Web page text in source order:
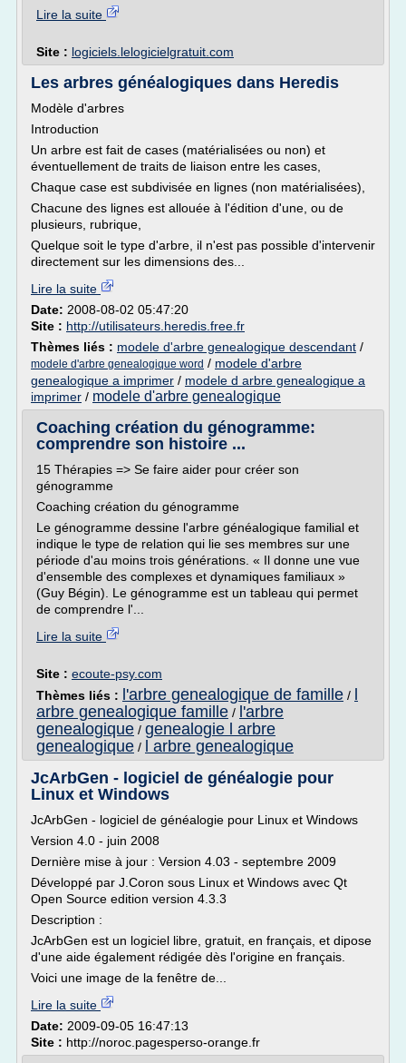
Lire la suite
Site : logiciels.lelogicielgratuit.com
Les arbres généalogiques dans Heredis
Modèle d'arbres
Introduction
Un arbre est fait de cases (matérialisées ou non) et
éventuellement de traits de liaison entre les cases,
Chaque case est subdivisée en lignes (non matérialisées),
Chacune des lignes est allouée à l'édition d'une, ou de
plusieurs, rubrique,
Quelque soit le type d'arbre, il n'est pas possible d'intervenir
directement sur les dimensions des...
Lire la suite
Date: 2008-08-02 05:47:20
Site : http://utilisateurs.heredis.free.fr
Thèmes liés : modele d'arbre genealogique descendant /
modele d'arbre genealogique word / modele d'arbre
genealogique a imprimer / modele d arbre genealogique a
imprimer / modele d'arbre genealogique
Coaching création du génogramme:
comprendre son histoire ...
15 Thérapies => Se faire aider pour créer son
génogramme
Coaching création du génogramme
Le génogramme dessine l'arbre généalogique familial et
indique le type de relation qui lie ses membres sur une
période d'au moins trois générations. « Il donne une vue
d'ensemble des complexes et dynamiques familiaux »
(Guy Bégin). Le génogramme est un tableau qui permet
de comprendre l'...
Lire la suite
Site : ecoute-psy.com
Thèmes liés :
l'arbre genealogique de famille /
arbre genealogique famille / l'arbre
genealogique / genealogie l arbre
genealogique /
l arbre genealogique
JcArbGen - logiciel de généalogie pour
Linux et Windows
JcArbGen - logiciel de généalogie pour Linux et Windows
Version 4.0 - juin 2008
Dernière mise à jour : Version 4.03 - septembre 2009
Développé par J.Coron sous Linux et Windows avec Qt
Open Source edition version 4.3.3
Description :
JcArbGen est un logiciel libre, gratuit, en français, et dipose
d'une aide également rédigée dès l'origine en français.
Voici une image de la fenêtre de...
Lire la suite
Date: 2009-09-05 16:47:13
Site : http://noroc.pagesperso-orange.fr